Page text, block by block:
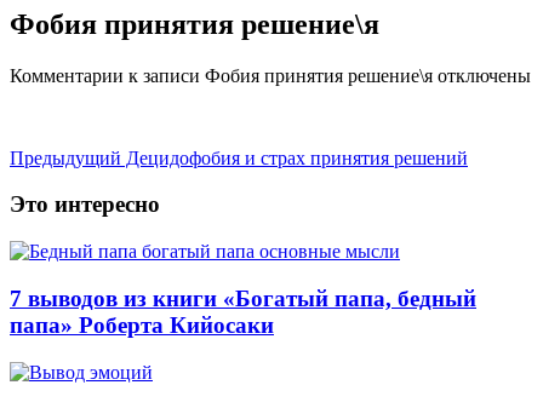
Фобия принятия решение\я
Комментарии к записи Фобия принятия решение\я отключены
Предыдущий Децидофобия и страх принятия решений
Это интересно
7 выводов из книги «Богатый папа, бедный
папа» Роберта Кийосаки